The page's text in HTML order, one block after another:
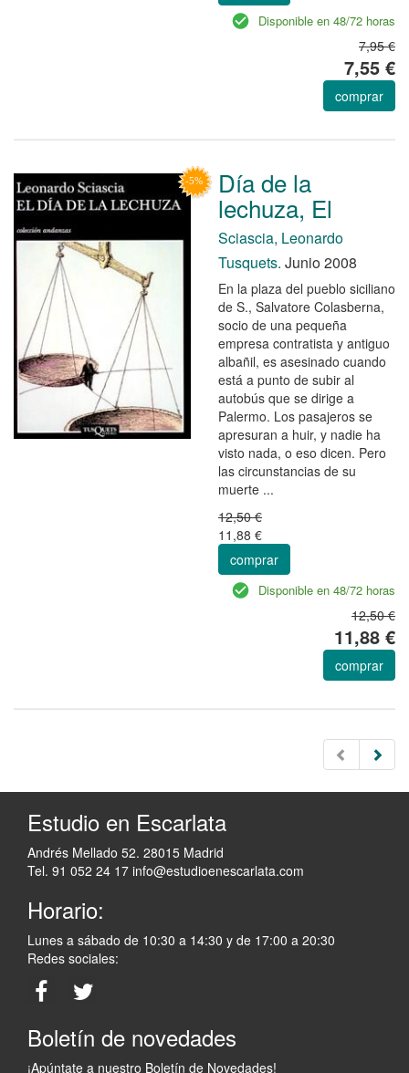
Disponible en 48/72 horas
7,95 €
7,55 €
comprar
Día de la
lechuza, El
Sciascia, Leonardo
Tusquets. Junio 2008
En la plaza del pueblo siciliano
de S., Salvatore Colasberna,
socio de una pequeña
empresa contratista y antiguo
albañil, es asesinado cuando
está a punto de subir al
autobús que se dirige a
Palermo. Los pasajeros se
apresuran a huir, y nadie ha
visto nada, o eso dicen. Pero
las circunstancias de su
muerte ...
12,50 €
11,88 €
comprar
Disponible en 48/72 horas
12,50 €
11,88 €
comprar
Estudio en Escarlata
Andrés Mellado 52. 28015 Madrid
Tel. 91 052 24 17 info@estudioenescarlata.com
Horario:
Lunes a sábado de 10:30 a 14:30 y de 17:00 a 20:30
Redes sociales:
Boletín de novedades
¡Apúntate a nuestro Boletín de Novedades!